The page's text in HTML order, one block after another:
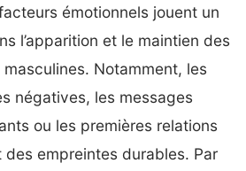
émotionnels jouent un
l’apparition et le maintien des
Notamment, les
négatives, les messages
ou les premières relations
des empreintes durables. Par